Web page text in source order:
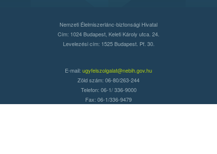
Nemzeti Élelmiszerlánc-biztonsági Hivatal
Cím: 1024 Budapest, Keleti Károly utca. 24.
Levelezési cím: 1525 Budapest. Pf. 30.
E-mail: ugyfelszolgalat@nebih.gov.hu
Zöld szám: 06-80/263-244
Telefon: 06-1/ 336-9000
Fax: 06-1/336-9479